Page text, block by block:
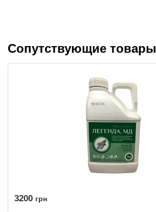
Сопутствующие товары
3200 грн